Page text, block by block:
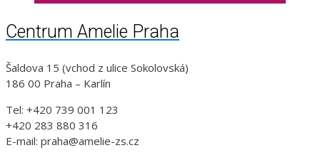
Centrum Amelie Praha
Šaldova 15 (vchod z ulice Sokolovská)
186 00 Praha – Karlín
Tel: +420 739 001 123
+420 283 880 316
E-mail: praha@amelie-zs.cz